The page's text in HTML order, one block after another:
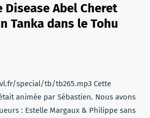
Abel Cheret
Tanka dans le Tohu
special/tb/tb265.mp3 Cette
animée par Sébastien. Nous avons
: Estelle Margaux & Philippe sans